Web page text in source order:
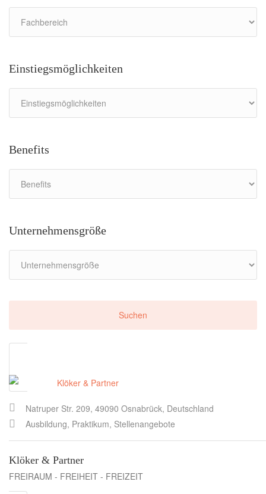
Einstiegsmöglichkeiten
Benefits
Unternehmensgröße
Natruper Str. 209, 49090 Osnabrück, Deutschland
Ausbildung, Praktikum, Stellenangebote
Klöker & Partner
FREIRAUM - FREIHEIT - FREIZEIT